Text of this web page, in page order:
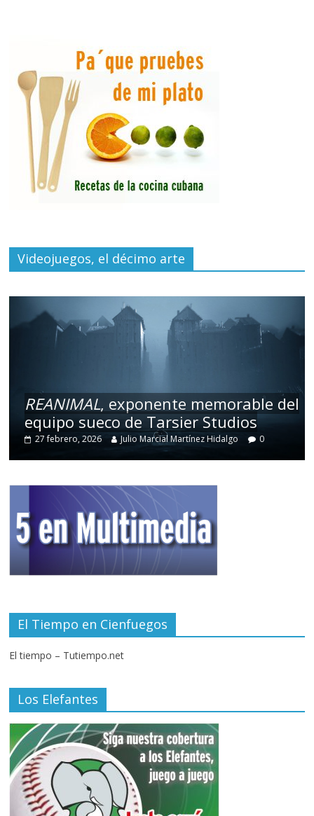
Videojuegos, el décimo arte
REANIMAL, exponente memorable del
equipo sueco de Tarsier Studios
27 febrero, 2026 Julio Marcial Martínez Hidalgo 0
El Tiempo en Cienfuegos
El tiempo – Tutiempo.net
Los Elefantes